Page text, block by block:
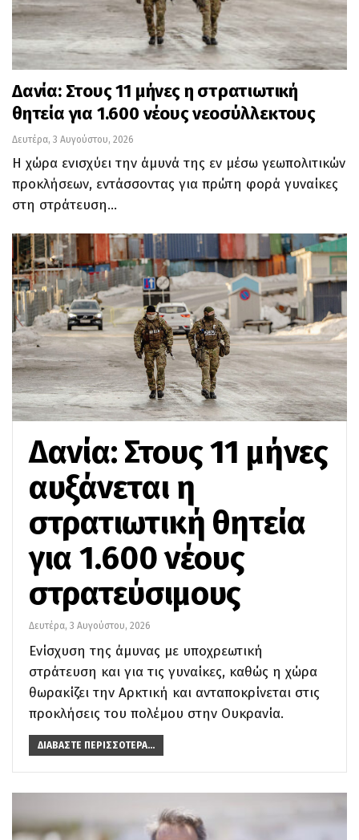
Δανία: Στους 11 μήνες η στρατιωτική
θητεία για 1.600 νέους νεοσύλλεκτους
Δευτέρα, 3 Αυγούστου, 2026
Η χώρα ενισχύει την άμυνά της εν μέσω γεωπολιτικών
προκλήσεων, εντάσσοντας για πρώτη φορά γυναίκες
στη στράτευση…
Δανία: Στους 11 μήνες
αυξάνεται η
στρατιωτική θητεία
για 1.600 νέους
στρατεύσιμους
Δευτέρα, 3 Αυγούστου, 2026
Ενίσχυση της άμυνας με υποχρεωτική
στράτευση και για τις γυναίκες, καθώς η χώρα
θωρακίζει την Αρκτική και ανταποκρίνεται στις
προκλήσεις του πολέμου στην Ουκρανία.
ΔΙΑΒΆΣΤΕ ΠΕΡΙΣΣΌΤΕΡΑ...